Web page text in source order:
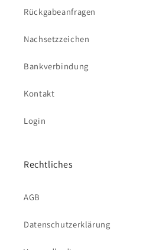
Rückgabeanfragen
Nachsetzzeichen
Bankverbindung
Kontakt
Login
Rechtliches
AGB
Datenschutzerklärung